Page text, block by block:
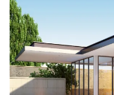
para
Comprar
Propiedades
con
Criptomonedas
en